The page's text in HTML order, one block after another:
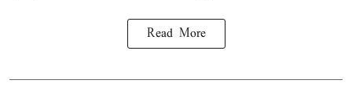
Read More